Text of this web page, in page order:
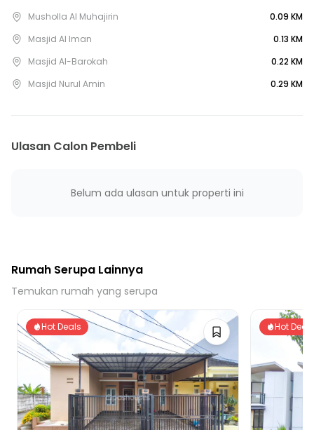
7 Menit ke Puskesmas Cibodasari
9 Menit ke Puskesmas Jatiuwung
13 Menit ke Puskesmas Sangiang
18 Menit ke Terminal Bus Lippo Karawaci
Musholla Al Muhajirin
0.09 KM
Masjid Al Iman
0.13 KM
Masjid Al-Barokah
0.22 KM
Masjid Nurul Amin
0.29 KM
Ulasan Calon Pembeli
Belum ada ulasan untuk properti ini
Rumah Serupa Lainnya
Temukan rumah yang serupa
Hot Deals Hot Deals